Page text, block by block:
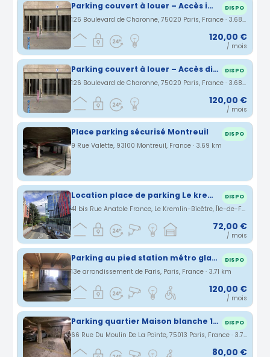
Parking couvert à louer – Accès immédiat Bd de Charonne – Métro Alexandre Dumas (2 min) DISPO
126 Boulevard de Charonne, 75020 Paris, France · 3.68 km
120,00 €
/ mois
Parking couvert à louer – Accès direct Bd de Charonne – Métro Alexandre Dumas (2 min) DISPO
126 Boulevard de Charonne, 75020 Paris, France · 3.68 km
120,00 €
/ mois
Place parking sécurisé Montreuil DISPO
9 Rue Valette, 93100 Montreuil, France · 3.69 km
Location place de parking Le kremlin Bicêtre DISPO
41 bis Rue Anatole France, Le Kremlin-Bicêtre, Île-de-France, France · 3.7 km
72,00 €
/ mois
Parking au pied station métro glacière paris13 DISPO
13e arrondissement de Paris, Paris, France · 3.71 km
120,00 €
/ mois
Parking quartier Maison blanche 13eme DISPO
66 Rue Du Moulin De La Pointe, 75013 Paris, France · 3.71 km
80,00 €